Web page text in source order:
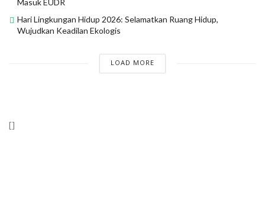
Hari Lingkungan Hidup 2026: Selamatkan Ruang Hidup,
Wujudkan Keadilan Ekologis
LOAD MORE
[]